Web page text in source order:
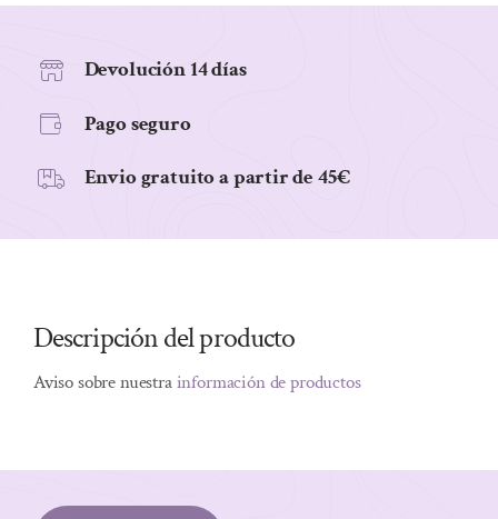
Devolución 14 días
Pago seguro
Envio gratuito a partir de 45€
Descripción del producto
Aviso sobre nuestrainformación de productos